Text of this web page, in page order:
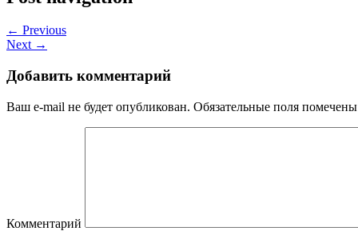
← Previous
Next →
Добавить комментарий
Ваш e-mail не будет опубликован. Обязательные поля
Комментарий